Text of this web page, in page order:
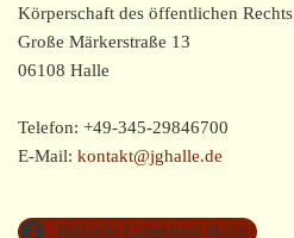
Körperschaft des öffentlichen Rechts
Große Märkerstraße 13
06108 Halle
Telefon: +49-345-29846700
E-Mail: kontakt@jghalle.de
Jüdische Gemeinde Halle